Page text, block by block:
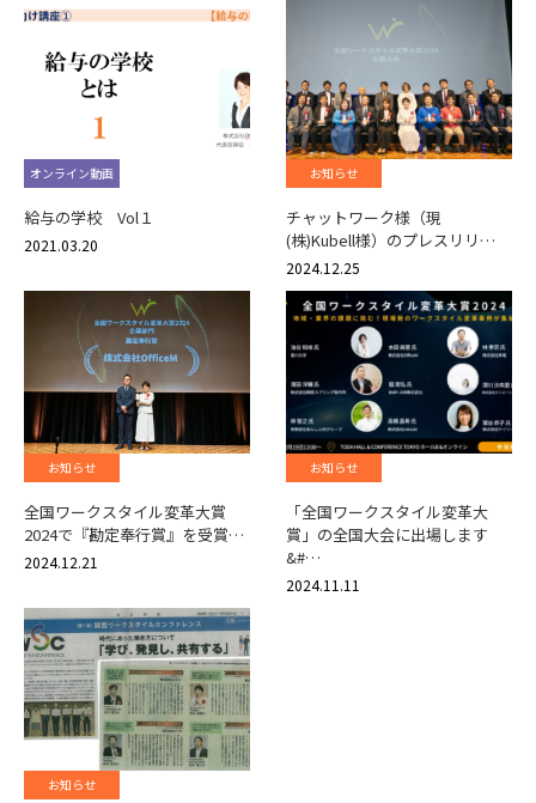
オンライン動画
給与の学校 Vol１
2021.03.20
お知らせ
チャットワーク様（現
(株)Kubell様）のプレスリリ…
2024.12.25
お知らせ
全国ワークスタイル変革大賞
2024で『勘定奉行賞』を受賞…
2024.12.21
お知らせ
「全国ワークスタイル変革大
賞」の全国大会に出場します
&#…
2024.11.11
お知らせ